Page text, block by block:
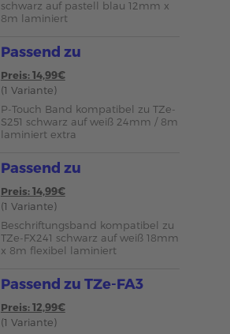
schwarz auf pastell blau 12mm x
8m laminiert
Passend zu
Preis: 14,99€
(1 Variante)
P-Touch Band kompatibel zu TZe-
S251 schwarz auf weiß 24mm / 8m
laminiert extra
Passend zu
Preis: 14,99€
(1 Variante)
Beschriftungsband kompatibel zu
TZe-FX241 schwarz auf weiß 18mm
x 8m flexibel laminiert
Passend zu TZe-FA3
Preis: 12,99€
(1 Variante)